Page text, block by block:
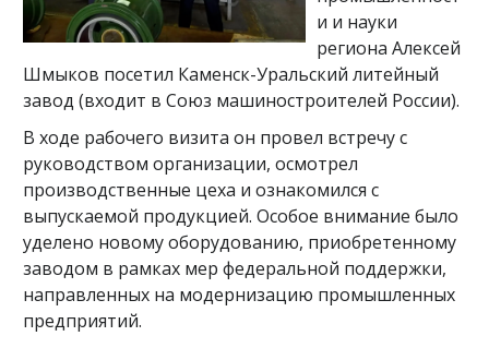
и и науки
региона Алексей
Шмыков посетил Каменск-Уральский литейный
завод (входит в Союз машиностроителей России).
В ходе рабочего визита он провел встречу с
руководством организации, осмотрел
производственные цеха и ознакомился с
выпускаемой продукцией. Особое внимание было
уделено новому оборудованию, приобретенному
заводом в рамках мер федеральной поддержки,
направленных на модернизацию промышленных
предприятий.